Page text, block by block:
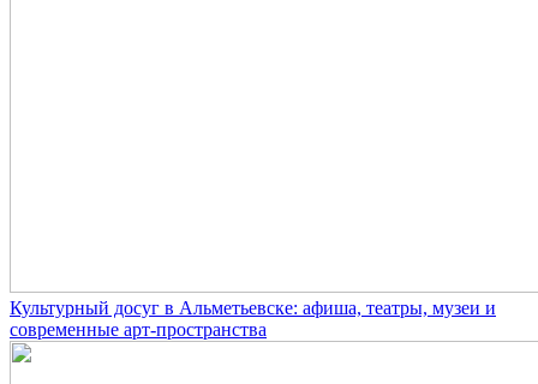
Культурный досуг в Альметьевске: афиша, театры, музеи и
современные арт-пространства